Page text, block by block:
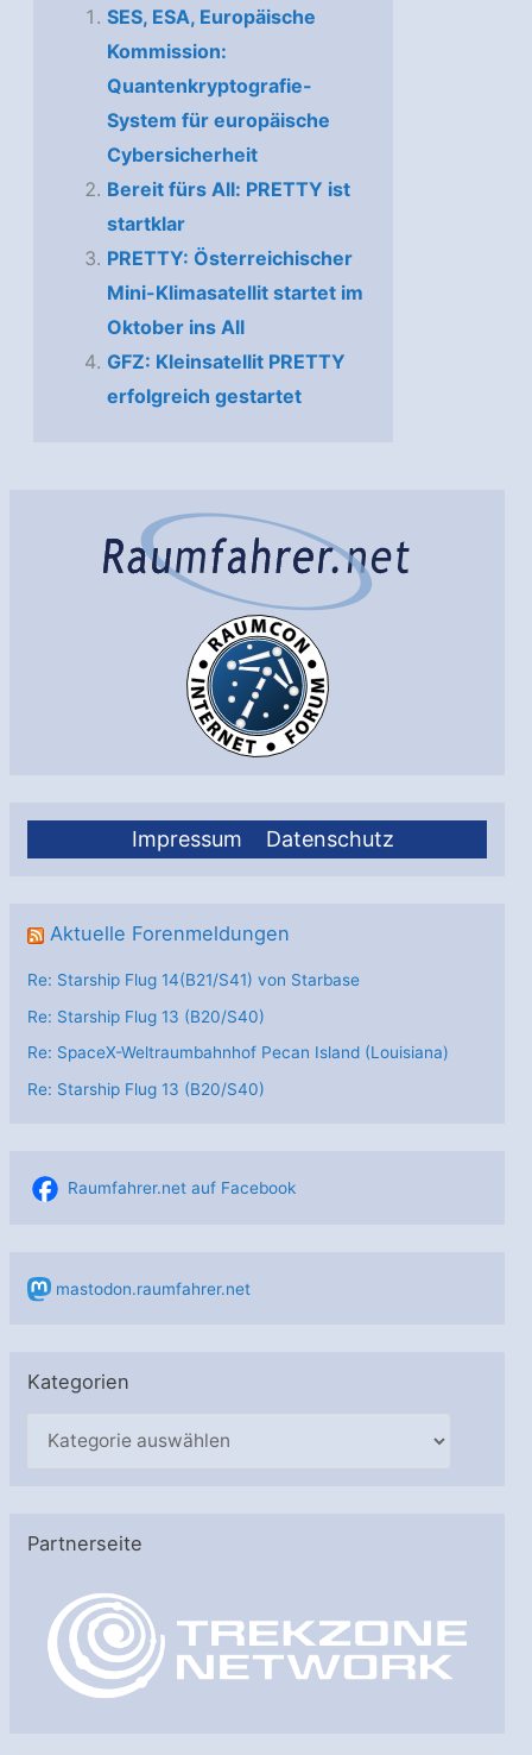
Impressum Datenschutz
Aktuelle Forenmeldungen
Re: Starship Flug 14(B21/S41) von Starbase
Re: Starship Flug 13 (B20/S40)
Re: SpaceX-Weltraumbahnhof Pecan Island (Louisiana)
Re: Starship Flug 13 (B20/S40)
Raumfahrer.net auf Facebook
mastodon.raumfahrer.net
Kategorien
g
Partnerseite
SES, ESA, Europäische
Kommission:
Quantenkryptografie-
System für europäische
Cybersicherheit
Bereit fürs All: PRETTY ist
startklar
PRETTY: Österreichischer
Mini-Klimasatellit startet im
Oktober ins All
GFZ: Kleinsatellit PRETTY
erfolgreich gestartet